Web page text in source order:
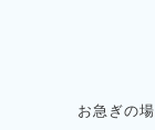
お急ぎの